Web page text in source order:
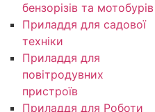
бензорізів та мотобурів
Приладдя для садової
техніки
Приладдя для
повітродувних
пристроїв
Приладдя для Роботи